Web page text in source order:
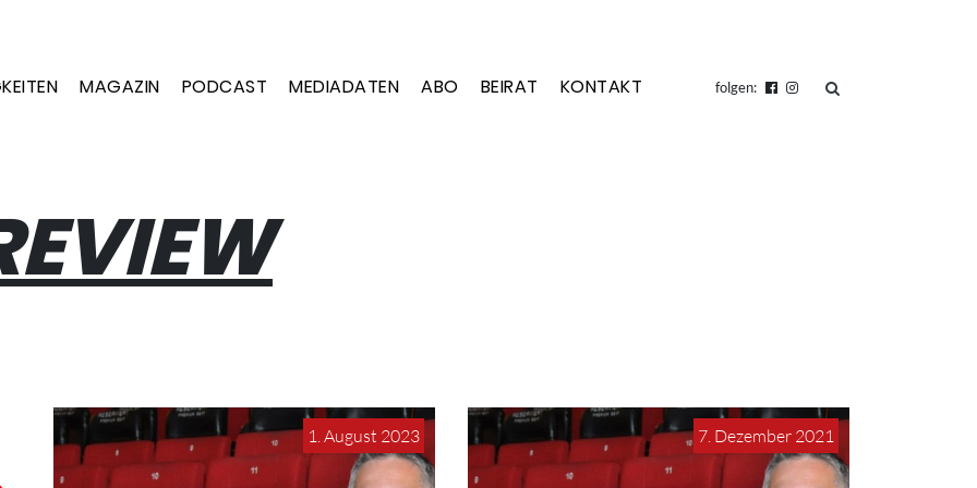
MAGAZIN PODCAST MEDIADATEN ABO BEIRAT KONTAKT folgen: suchen
1. August 2023 7. Dezember 2021